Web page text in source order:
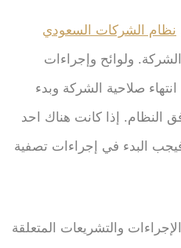
نظام الشركات السعودي
ولوائح وإجراءات
صلاحية الشركة وبدء
النظام. إذا كانت هناك احد
فيجب البدء في إجراءات تصفية
والتشريعات المتعلقة